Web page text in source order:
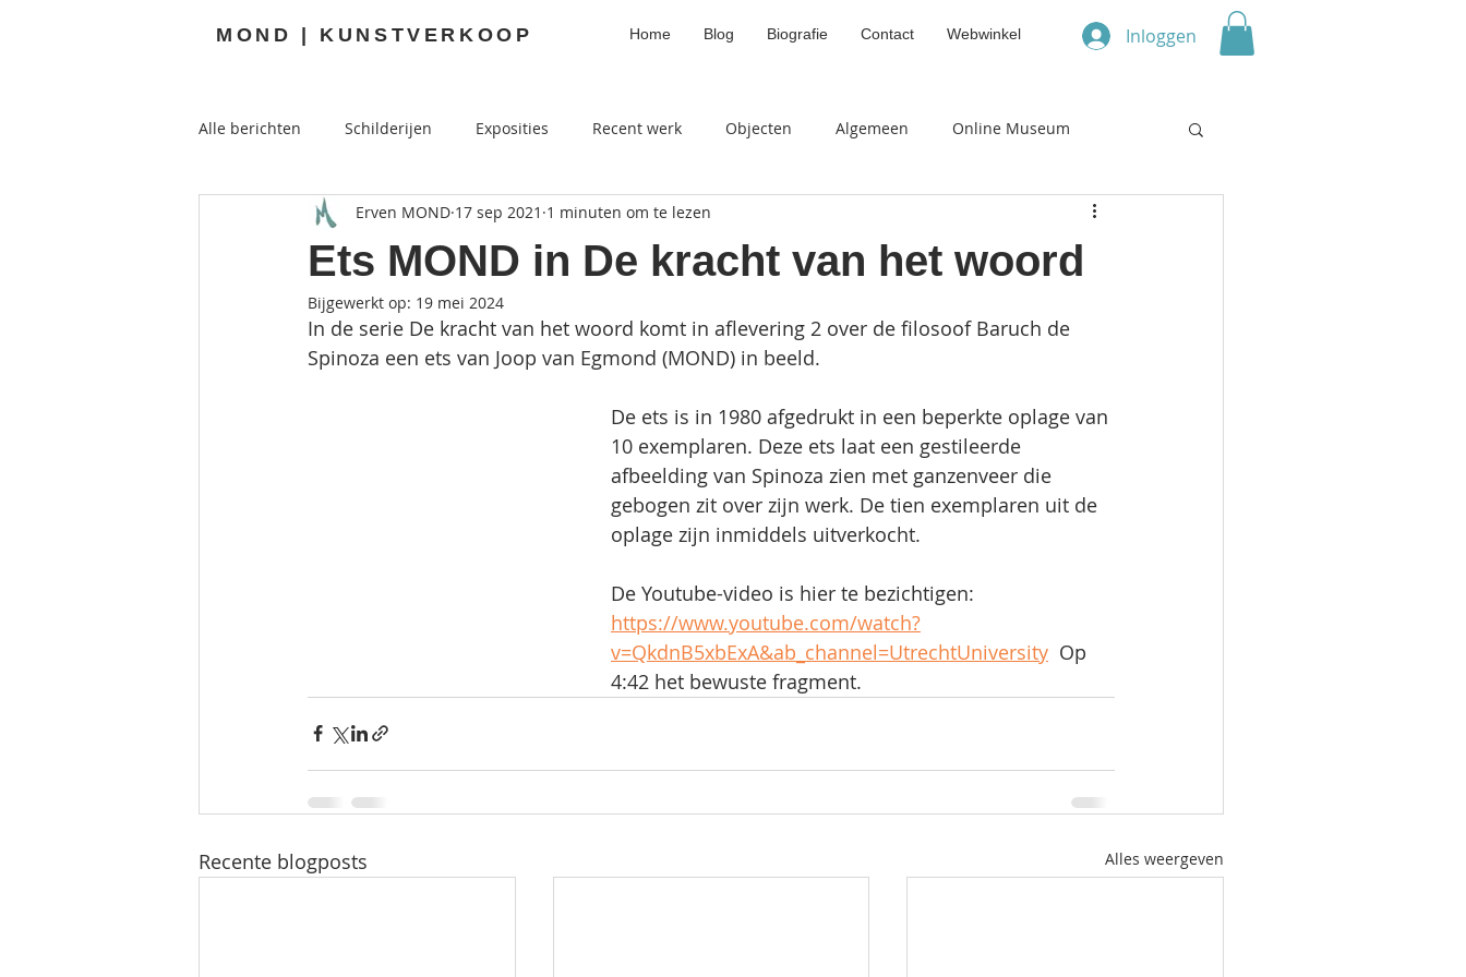
MOND | KUNSTVERKOOP Home Blog Biografie Contact Webwinkel Inloggen
Alle berichten Schilderijen Exposities Recent werk Objecten Algemeen Online Museum
Buitenkunst
Ets MOND in De kracht van het woord
Erven MOND 17 sep 2021 1 minuten om te lezen
Bijgewerkt op: 19 mei 2024
In de serie De kracht van het woord komt in aflevering 2 over de filosoof Baruch de
Spinoza een ets van Joop van Egmond (MOND) in beeld.
De ets is in 1980 afgedrukt in een beperkte oplage van
10 exemplaren. Deze ets laat een gestileerde
afbeelding van Spinoza zien met ganzenveer die
gebogen zit over zijn werk. De tien exemplaren uit de
oplage zijn inmiddels uitverkocht.
De Youtube-video is hier te bezichtigen:
https://www.youtube.com/watch?
v=QkdnB5xbExA&ab_channel=UtrechtUniversity
  Op
4:42 het bewuste fragment.
Recente blogposts Alles weergeven